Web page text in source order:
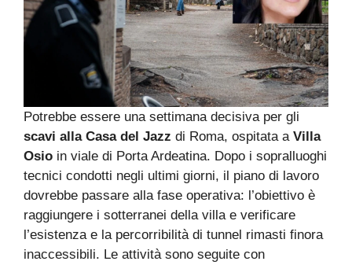
Potrebbe essere una settimana decisiva per gli
scavi alla Casa del Jazz di Roma, ospitata a Villa
Osio in viale di Porta Ardeatina. Dopo i sopralluoghi
tecnici condotti negli ultimi giorni, il piano di lavoro
dovrebbe passare alla fase operativa: l’obiettivo è
raggiungere i sotterranei della villa e verificare
l’esistenza e la percorribilità di tunnel rimasti finora
inaccessibili. Le attività sono seguite con